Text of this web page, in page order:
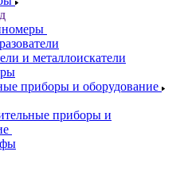
и металлоискатели
приборы и оборудование
приборы и